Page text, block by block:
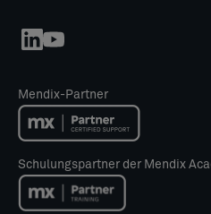
Mendix-Partner
Schulungspartner der Mendix